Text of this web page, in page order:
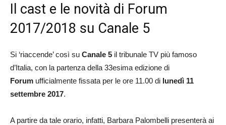
Il cast e le novità di Forum
2017/2018 su Canale 5
Si ‘riaccende’ così su Canale 5 il tribunale TV più famoso
d’Italia, con la partenza della 33esima edizione di
Forum ufficialmente fissata per le ore 11.00 di lunedì 11
settembre 2017.
A partire da tale orario, infatti, Barbara Palombelli presenterà ai